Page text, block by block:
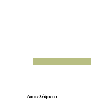
Αποτελέσματα